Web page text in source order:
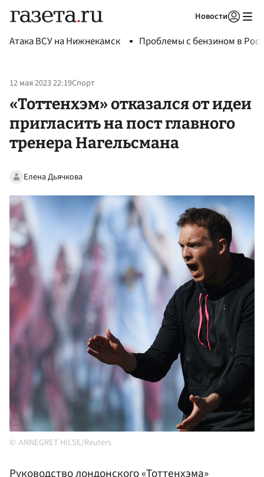
Новости
Атака ВСУ на Нижнекамск Проблемы с бензином в
12 мая 2023 22:19Спорт
«Тоттенхэм» отказался от идеи
пригласить на пост главного
тренера Нагельсмана
Елена Дьячкова
ANNEGRET HILSE/Reuters
Руководство лондонского «Тоттенхэма»